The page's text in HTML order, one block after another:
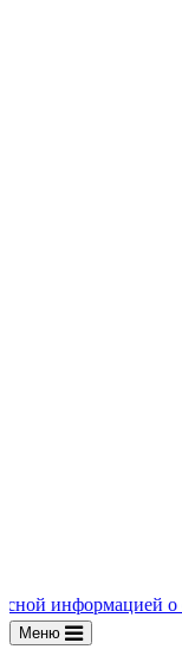
о фактах и
Меню